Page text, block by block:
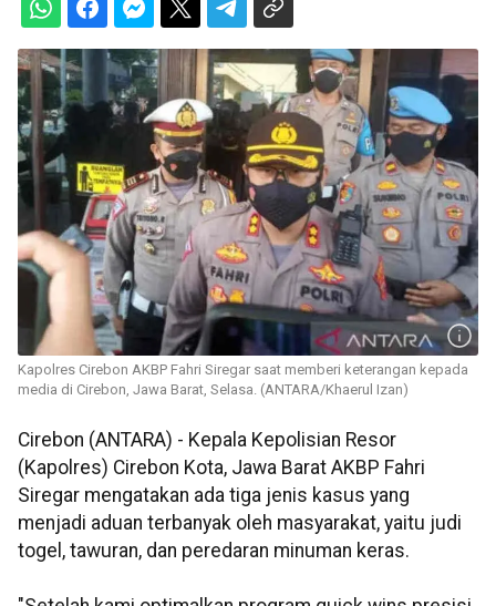
Kapolres Cirebon AKBP Fahri Siregar saat memberi keterangan kepada
media di Cirebon, Jawa Barat, Selasa. (ANTARA/Khaerul Izan)
Cirebon (ANTARA) - Kepala Kepolisian Resor
(Kapolres) Cirebon Kota, Jawa Barat AKBP Fahri
Siregar mengatakan ada tiga jenis kasus yang
menjadi aduan terbanyak oleh masyarakat, yaitu judi
togel, tawuran, dan peredaran minuman keras.